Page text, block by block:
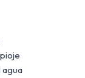
agua